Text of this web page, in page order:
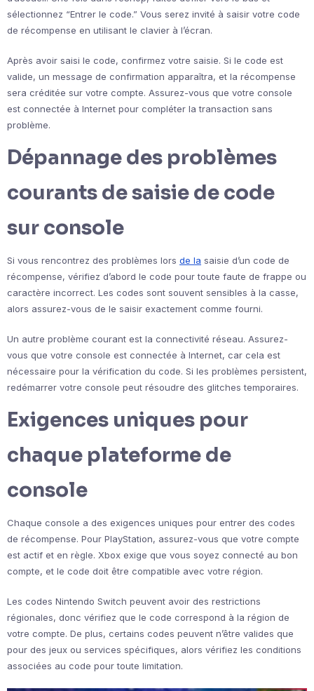
sélectionnez “Entrer le code.” Vous serez invité à saisir votre code
de récompense en utilisant le clavier à l’écran.
Après avoir saisi le code, confirmez votre saisie. Si le code est
valide, un message de confirmation apparaîtra, et la récompense
sera créditée sur votre compte. Assurez-vous que votre console
est connectée à Internet pour compléter la transaction sans
problème.
Dépannage des problèmes
courants de saisie de code
sur console
Si vous rencontrez des problèmes lors de la saisie d’un code de
récompense, vérifiez d’abord le code pour toute faute de frappe ou
caractère incorrect. Les codes sont souvent sensibles à la casse,
alors assurez-vous de le saisir exactement comme fourni.
Un autre problème courant est la connectivité réseau. Assurez-
vous que votre console est connectée à Internet, car cela est
nécessaire pour la vérification du code. Si les problèmes persistent,
redémarrer votre console peut résoudre des glitches temporaires.
Exigences uniques pour
chaque plateforme de
console
Chaque console a des exigences uniques pour entrer des codes
de récompense. Pour PlayStation, assurez-vous que votre compte
est actif et en règle. Xbox exige que vous soyez connecté au bon
compte, et le code doit être compatible avec votre région.
Les codes Nintendo Switch peuvent avoir des restrictions
régionales, donc vérifiez que le code correspond à la région de
votre compte. De plus, certains codes peuvent n’être valides que
pour des jeux ou services spécifiques, alors vérifiez les conditions
associées au code pour toute limitation.